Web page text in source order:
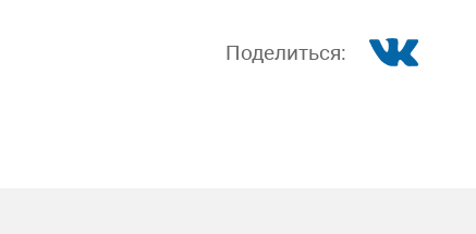
Поделиться: